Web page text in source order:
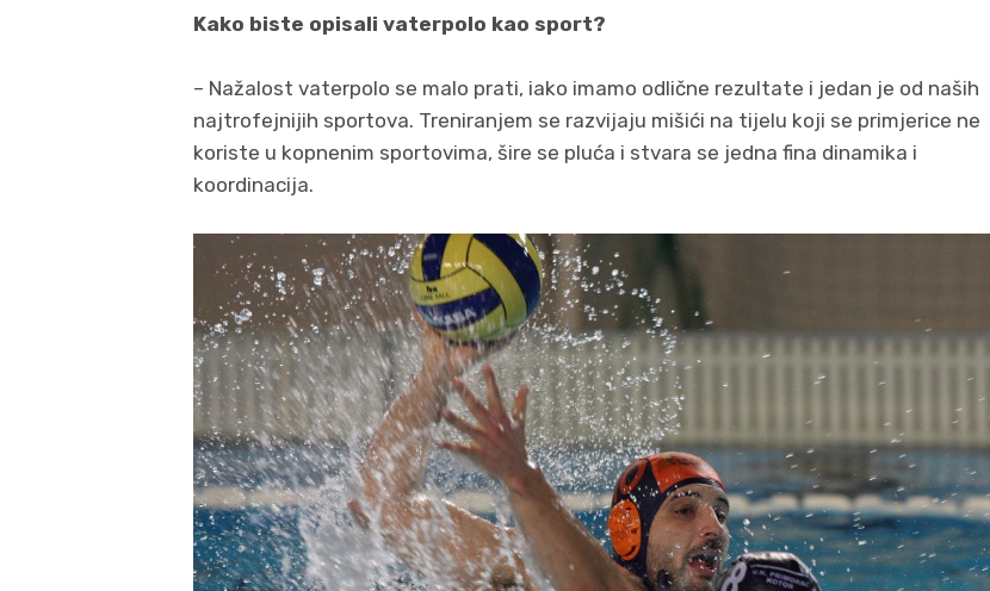
Kako biste opisali vaterpolo kao sport?
– Nažalost vaterpolo se malo prati, iako imamo odlične rezultate i jedan je od naših
najtrofejnijih sportova. Treniranjem se razvijaju mišići na tijelu koji se primjerice ne
koriste u kopnenim sportovima, šire se pluća i stvara se jedna fina dinamika i
koordinacija.